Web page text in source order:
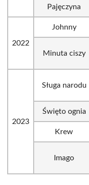
Pajęczyna
2022
Johnny
Minuta ciszy
2023
Sługa narodu
Święto ognia
Krew
Imago